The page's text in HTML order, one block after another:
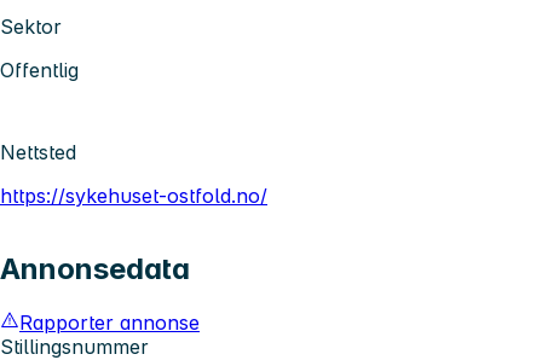
Sektor
Offentlig
Nettsted
https://sykehuset-ostfold.no/
Annonsedata
Rapporter annonse
Stillingsnummer